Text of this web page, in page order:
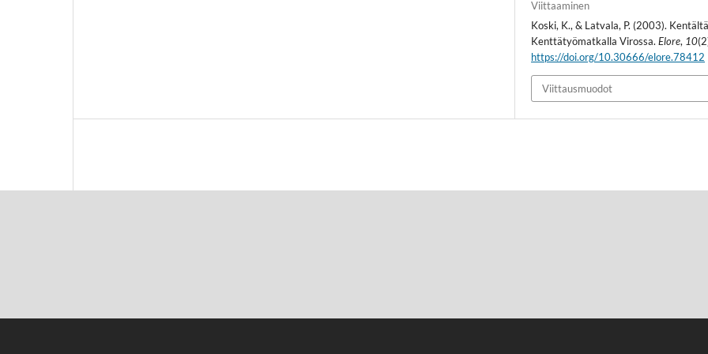
Viittaaminen
Koski, K., & Latvala, P. (2003).
Kenttätyömatkalla Virossa.Elore, 10
https://doi.org/10.30666/elore.78412
Viittausmuodot